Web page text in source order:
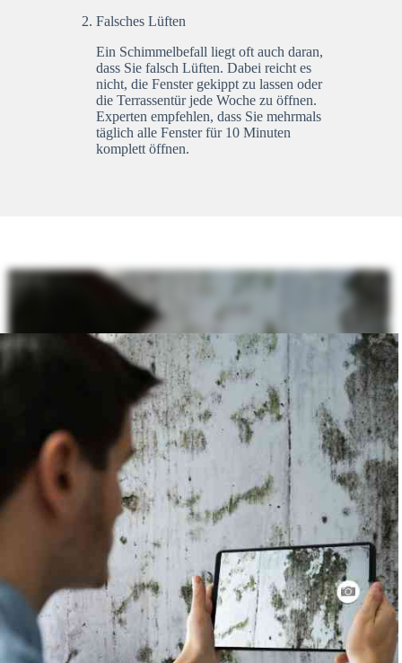
Falsches Lüften
Ein Schimmelbefall liegt oft auch daran,
dass Sie falsch Lüften. Dabei reicht es
nicht, die Fenster gekippt zu lassen oder
die Terrassentür jede Woche zu öffnen.
Experten empfehlen, dass Sie mehrmals
täglich alle Fenster für 10 Minuten
komplett öffnen.